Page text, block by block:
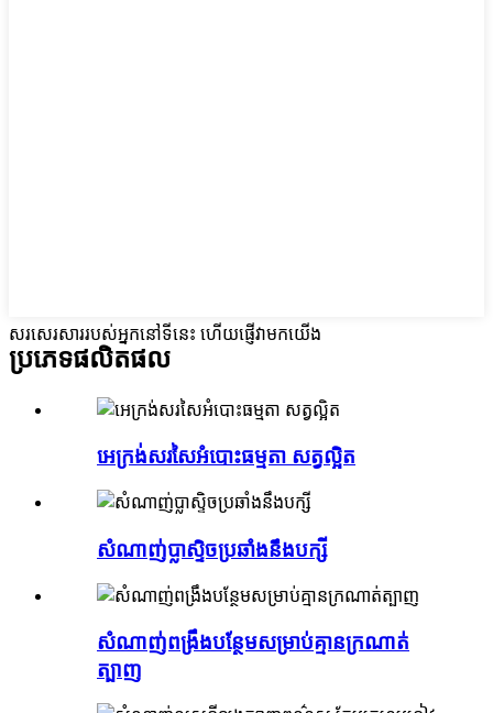
សរសេរសាររបស់អ្នកនៅទីនេះ ហើយផ្ញើវាមកយើង
ប្រភេទផលិតផល
អេក្រង់សរសៃអំបោះធម្មតា សត្វល្អិត
សំណាញ់ប្លាស្ទិចប្រឆាំងនឹងបក្សី
សំណាញ់ពង្រឹងបន្ថែមសម្រាប់គ្មានក្រណាត់
ត្បាញ